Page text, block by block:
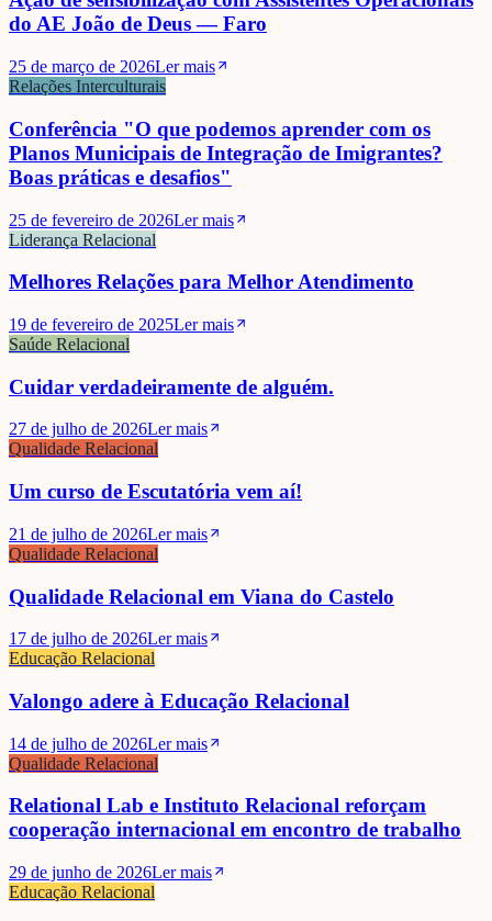
do AE João de Deus — Faro
25 de março de 2026Ler mais
Relações Interculturais
Conferência "O que podemos aprender com os
Planos Municipais de Integração de Imigrantes?
Boas práticas e desafios"
25 de fevereiro de 2026Ler mais
Liderança Relacional
Melhores Relações para Melhor Atendimento
19 de fevereiro de 2025Ler mais
Saúde Relacional
Cuidar verdadeiramente de alguém.
27 de julho de 2026Ler mais
Qualidade Relacional
Um curso de Escutatória vem aí!
21 de julho de 2026Ler mais
Qualidade Relacional
Qualidade Relacional em Viana do Castelo
17 de julho de 2026Ler mais
Educação Relacional
Valongo adere à Educação Relacional
14 de julho de 2026Ler mais
Qualidade Relacional
Relational Lab e Instituto Relacional reforçam
cooperação internacional em encontro de trabalho
29 de junho de 2026Ler mais
Educação Relacional